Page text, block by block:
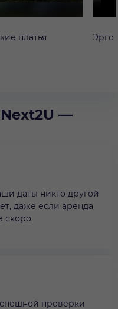
платья Эрго
—
даты никто другой
даже если аренда
скоро
проверки